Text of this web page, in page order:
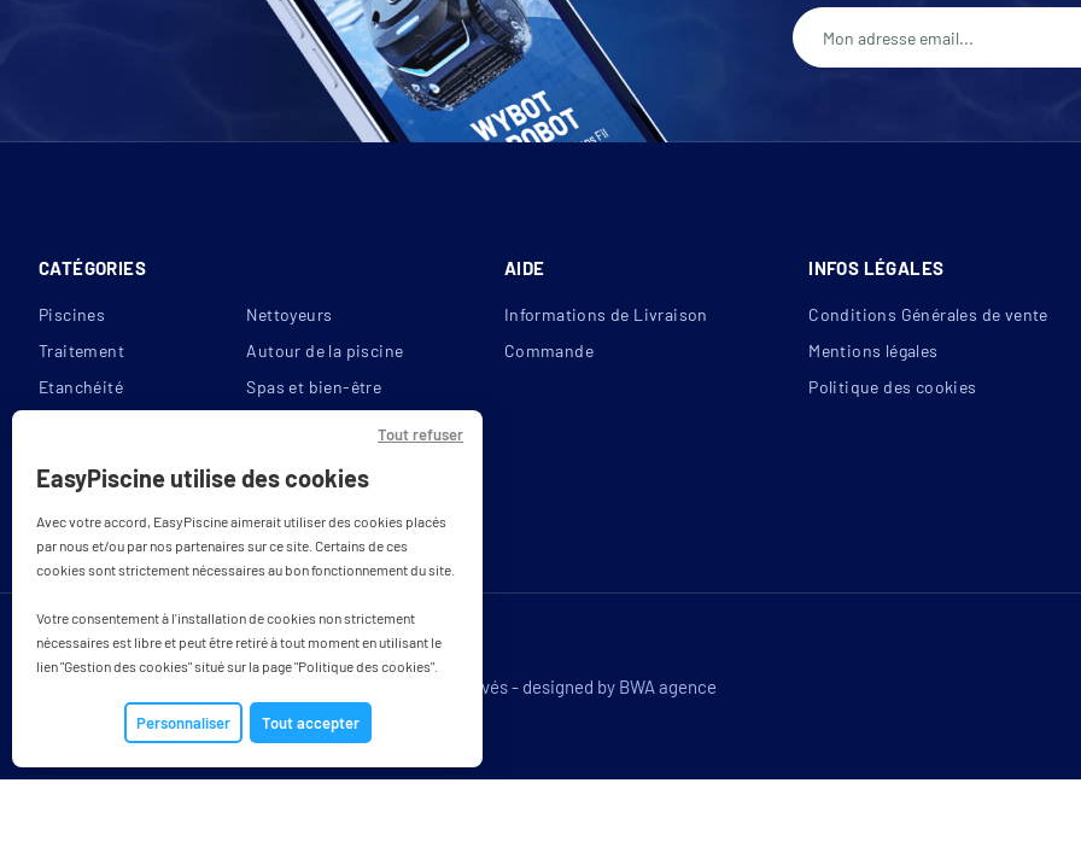
EasyPiscine utilise des cookies
Avec votre accord, EasyPiscine aimerait utiliser des cookies placés
par nous et/ou par nos partenaires sur ce site. Certains de ces
cookies sont strictement nécessaires au bon fonctionnement du site.
Votre consentement à l'installation de cookies non strictement
nécessaires est libre et peut être retiré à tout moment en utilisant le
lien "Gestion des cookies" situé sur la page "Politique des cookies".
Tout accepter
Tout refuser
Personnaliser
CATÉGORIES
Piscines
Traitement
Etanchéité
Chauffage
Nettoyeurs
Autour de la piscine
Spas et bien-être
AIDE
Informations de Livraison
Commande
INFOS LÉGALES
Conditions Générales de vente
Mentions légales
Politique des cookies
Tous droits réservés - designed by BWA agence